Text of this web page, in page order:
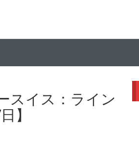
スイス：ライン
】